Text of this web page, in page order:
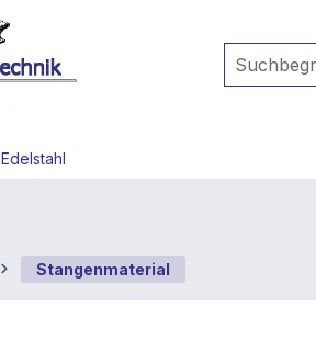
Edelstahl
Stangenmaterial